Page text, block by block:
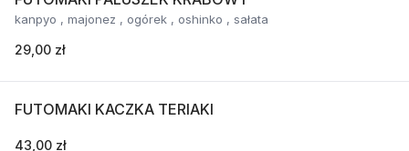
kanpyo , majonez , ogórek , oshinko , sałata
29,00 zł
FUTOMAKI KACZKA TERIAKI
43,00 zł